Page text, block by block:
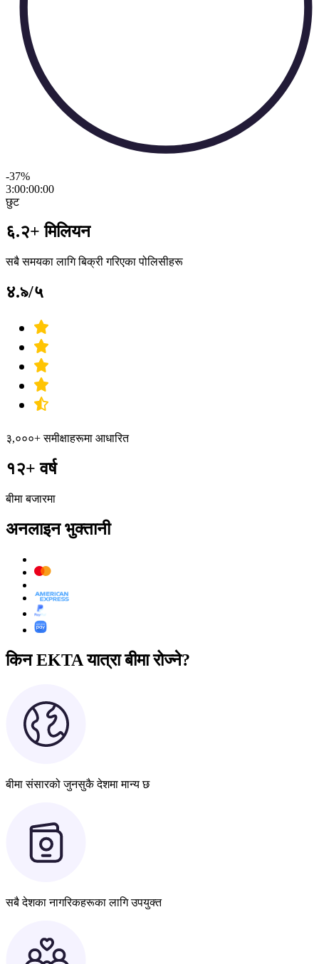
-37%
3:00:00:00
छुट
६.२+ मिलियन
सबै समयका लागि बिक्री गरिएका पोलिसीहरू
४.৯/५
३,०००+ समीक्षाहरूमा आधारित
१२+ वर्ष
बीमा बजारमा
अनलाइन भुक्तानी
किन EKTA यात्रा बीमा रोज्ने?
बीमा संसारको जुनसुकै देशमा मान्य छ
सबै देशका नागरिकहरूका लागि उपयुक्त